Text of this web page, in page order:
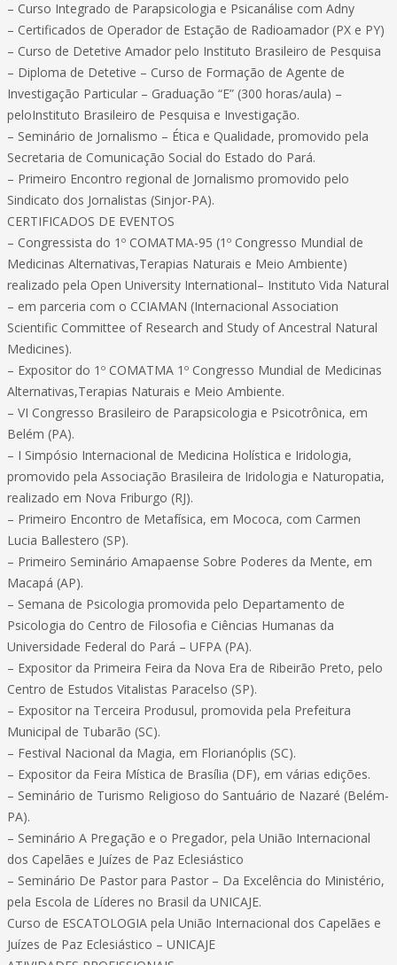
– Curso Integrado de Parapsicologia e Psicanálise com Adny
– Certificados de Operador de Estação de Radioamador (PX e PY)
– Curso de Detetive Amador pelo Instituto Brasileiro de Pesquisa
– Diploma de Detetive – Curso de Formação de Agente de
Investigação Particular – Graduação “E” (300 horas/aula) –
peloInstituto Brasileiro de Pesquisa e Investigação.
– Seminário de Jornalismo – Ética e Qualidade, promovido pela
Secretaria de Comunicação Social do Estado do Pará.
– Primeiro Encontro regional de Jornalismo promovido pelo
Sindicato dos Jornalistas (Sinjor-PA).
CERTIFICADOS DE EVENTOS
– Congressista do 1º COMATMA-95 (1º Congresso Mundial de
Medicinas Alternativas,Terapias Naturais e Meio Ambiente)
realizado pela Open University International– Instituto Vida Natural
– em parceria com o CCIAMAN (Internacional Association
Scientific Committee of Research and Study of Ancestral Natural
Medicines).
– Expositor do 1º COMATMA 1º Congresso Mundial de Medicinas
Alternativas,Terapias Naturais e Meio Ambiente.
– VI Congresso Brasileiro de Parapsicologia e Psicotrônica, em
Belém (PA).
– I Simpósio Internacional de Medicina Holística e Iridologia,
promovido pela Associação Brasileira de Iridologia e Naturopatia,
realizado em Nova Friburgo (RJ).
– Primeiro Encontro de Metafísica, em Mococa, com Carmen
Lucia Ballestero (SP).
– Primeiro Seminário Amapaense Sobre Poderes da Mente, em
Macapá (AP).
– Semana de Psicologia promovida pelo Departamento de
Psicologia do Centro de Filosofia e Ciências Humanas da
Universidade Federal do Pará – UFPA (PA).
– Expositor da Primeira Feira da Nova Era de Ribeirão Preto, pelo
Centro de Estudos Vitalistas Paracelso (SP).
– Expositor na Terceira Produsul, promovida pela Prefeitura
Municipal de Tubarão (SC).
– Festival Nacional da Magia, em Florianóplis (SC).
– Expositor da Feira Mística de Brasília (DF), em várias edições.
– Seminário de Turismo Religioso do Santuário de Nazaré (Belém-
PA).
– Seminário A Pregação e o Pregador, pela União Internacional
dos Capelães e Juízes de Paz Eclesiástico
– Seminário De Pastor para Pastor – Da Excelência do Ministério,
pela Escola de Líderes no Brasil da UNICAJE.
Curso de ESCATOLOGIA pela União Internacional dos Capelães e
Juízes de Paz Eclesiástico – UNICAJE